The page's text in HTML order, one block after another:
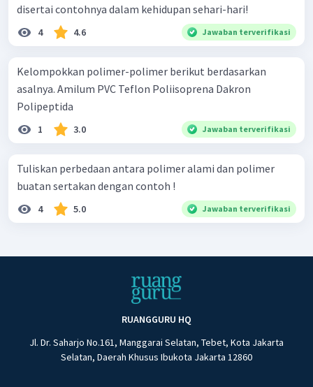
disertai contohnya dalam kehidupan sehari-hari!
4 4.6 Jawaban terverifikasi
Kelompokkan polimer-polimer berikut berdasarkan
asalnya. Amilum PVC Teflon Poliisoprena Dakron
Polipeptida
1 3.0 Jawaban terverifikasi
Tuliskan perbedaan antara polimer alami dan polimer
buatan sertakan dengan contoh !
4 5.0 Jawaban terverifikasi
RUANGGURU HQ
Jl. Dr. Saharjo No.161, Manggarai Selatan, Tebet, Kota Jakarta
Selatan, Daerah Khusus Ibukota Jakarta 12860